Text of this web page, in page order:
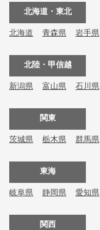
北海道・東北
北海道 青森県 岩手県
北陸・甲信越
新潟県 富山県 石川県
関東
茨城県 栃木県 群馬県
東海
岐阜県 静岡県 愛知県
関西